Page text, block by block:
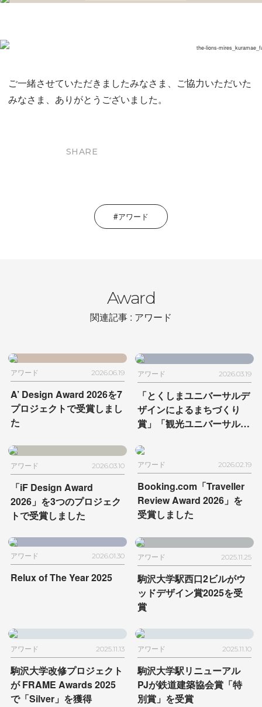
ご一緒させていただきましたみなさま、ご協力いただいた
みなさま、ありがとうございました。
SHARE
アワード
Award
関連記事 : アワード
アワード 2026.06.19
A’ Design Award 2026を7
プロジェクトで受賞しまし
た
アワード 2026.03.19
「とくしまユニバーサルデ
ザインによるまちづくり
賞」「観光ユニバーサル大
館カレッタにて受賞
アワード 2026.03.10
「iF Design Award
2026」を3つのプロジェク
トで受賞しました
アワード 2026.02.19
Booking.com 「Traveller
Review Award 2026」を
受賞しました
アワード 2026.01.30
Relux of The Year 2025
アワード 2025.11.25
駒沢大学駅西口2ビルがウ
ッドデザイン賞2025を受
賞
アワード 2025.11.13
駒沢大学改修プロジェクト
がFRAME Awards 2025
で「Silver」を獲得
アワード 2025.11.10
駒沢大学駅リニューアル
PJが鉄道建築協会賞「特
別賞」を受賞